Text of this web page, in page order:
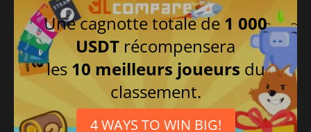
Une cagnotte totale de 1 000
USDT récompensera
les 10 meilleurs joueurs du
classement.
4 WAYS TO WIN BIG!